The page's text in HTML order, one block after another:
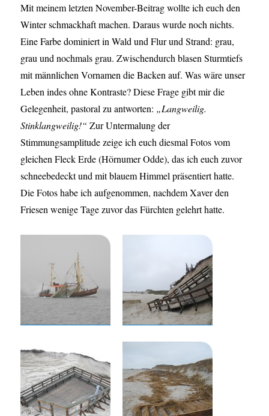
Mit meinem letzten November-Beitrag wollte ich euch den
Winter schmackhaft machen. Daraus wurde noch nichts.
Eine Farbe dominiert in Wald und Flur und Strand: grau,
grau und nochmals grau. Zwischendurch blasen Sturmtiefs
mit männlichen Vornamen die Backen auf. Was wäre unser
Leben indes ohne Kontraste? Diese Frage gibt mir die
Gelegenheit, pastoral zu antworten: „Langweilig.
Stinklangweilig!“ Zur Untermalung der
Stimmungsamplitude zeige ich euch diesmal Fotos vom
gleichen Fleck Erde (Hörnumer Odde), das ich euch zuvor
schneebedeckt und mit blauem Himmel präsentiert hatte.
Die Fotos habe ich aufgenommen, nachdem Xaver den
Friesen wenige Tage zuvor das Fürchten gelehrt hatte.